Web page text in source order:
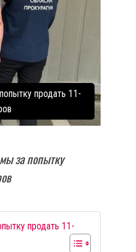
продать 11-
за попытку
продать 11-